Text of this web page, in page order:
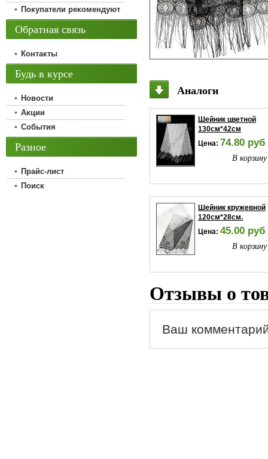
Аналоги
Шейник цветной
130см*42см
Цена: 74.80 руб
В
Шейник кружевной
120см*28см.
Цена: 45.00 руб
В
Отзывы о
Ваш
Покупатели рекомендуют
Обратная связь
Контакты
Будь в курсе
Новости
Акции
События
Разное
Прайс-лист
Поиск